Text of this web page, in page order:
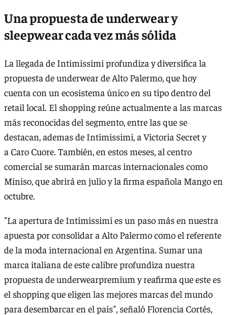
Una propuesta de underwear y
sleepwear cada vez más sólida
La llegada de Intimissimi profundiza y diversifica la
propuesta de underwear de Alto Palermo, que hoy
cuenta con un ecosistema único en su tipo dentro del
retail local. El shopping reúne actualmente a las marcas
más reconocidas del segmento, entre las que se
destacan, ademas de Intimissimi, a Victoria Secret y
a Caro Cuore. También, en estos meses, al centro
comercial se sumarán marcas internacionales como
Miniso, que abrirá en julio y la firma española Mango en
octubre.
"La apertura de Intimissimi es un paso más en nuestra
apuesta por consolidar a Alto Palermo como el referente
de la moda internacional en Argentina. Sumar una
marca italiana de este calibre profundiza nuestra
propuesta de underwearpremium y reafirma que este es
el shopping que eligen las mejores marcas del mundo
para desembarcar en el país", señaló Florencia Cortés,